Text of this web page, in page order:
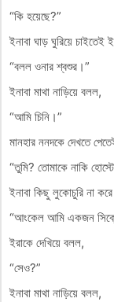
“কি হয়েছে?”
ইনাবা ঘাড় ঘুরিয়ে চাইতেই
“বলল ওনার শ্বশুর।”
ইনাবা মাথা নাড়িয়ে বলল,
“আমি চিনি।”
মানহার ননদকে দেখতে
“তুমি? তোমাকে নাকি
ইনাবা কিছু লুকোচুরি না
“আংকেল আমি একজন
ইরাকে দেখিয়ে বলল,
“সেও?”
ইনাবা মাথা নাড়িয়ে বলল,